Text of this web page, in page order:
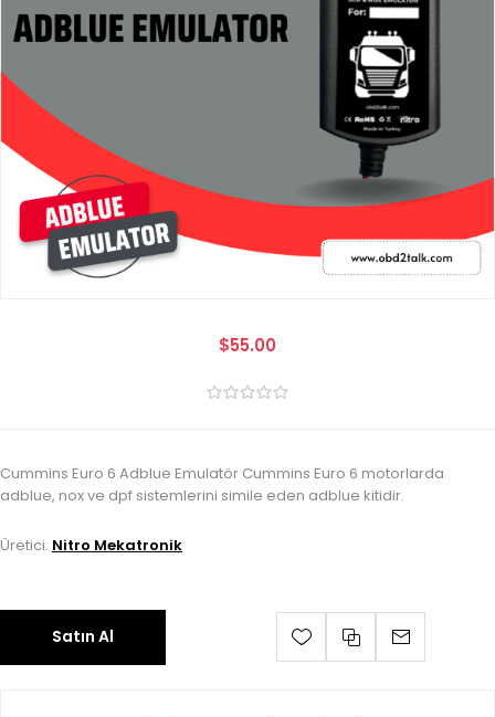
$55.00
Cummins Euro 6 Adblue Emulatör Cummins Euro 6 motorlarda
adblue, nox ve dpf sistemlerini simile eden adblue kitidir.
Üretici: Nitro Mekatronik
Satın Al